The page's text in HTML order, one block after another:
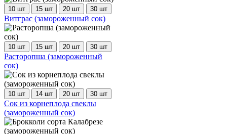
10 шт 15 шт 20 шт 30 шт
Этот
товар
имеет
несколько
вариаций.
Опции
можно
выбрать
на
странице
товара.
Витграс (замороженный сок)
10 шт 15 шт 20 шт 30 шт
Этот
товар
имеет
несколько
вариаций.
Опции
можно
выбрать
на
Расторопша (замороженный
сок)
10 шт 14 шт 20 шт 30 шт
Этот
товар
имеет
несколько
Сок из корнеплода свеклы
(замороженный сок)